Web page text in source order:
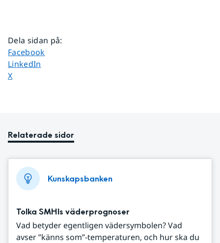
Dela sidan på:
Dela sidan på
Facebook
Dela sidan på
LinkedIn
Dela sidan på
X
Relaterade sidor
Kunskapsbanken
Tolka SMHIs väderprognoser
Vad betyder egentligen vädersymbolen? Vad
avser ”känns som”-temperaturen, och hur ska du